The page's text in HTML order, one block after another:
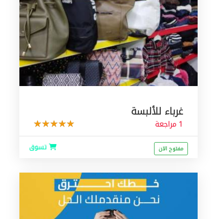
غرباء للألبسة
1 مراجعة
تسوق مفتوح الان